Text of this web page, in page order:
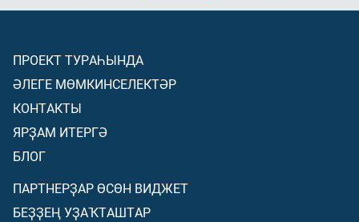
ПРОЕКТ ТУРАҺЫНДА
ӘЛЕГЕ МӨМКИНСЕЛЕКТӘР
КОНТАКТЫ
ЯРҘАМ ИТЕРГӘ
БЛОГ
ПАРТНЕРҘАР ӨСӨН ВИДЖЕТ
БЕҘҘЕҢ УҘАҠТАШТАР